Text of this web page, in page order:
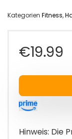
Kategorien Fitness,
€19.99
Hinweis: Die